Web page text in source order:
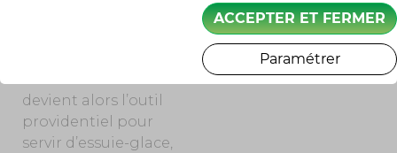
devient alors l’outil
providentiel pour
servir d’essuie-glace,
ACCEPTER ET FERMER
Paramétrer